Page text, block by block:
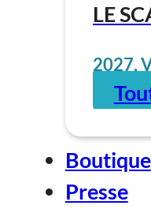
LE
2027,
Boutique
Presse